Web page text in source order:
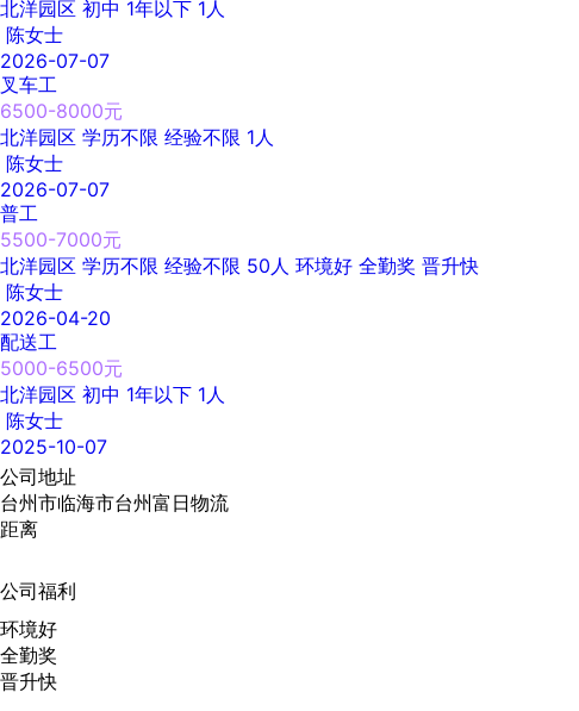
北洋园区 初中 1年以下 1人
陈女士
2026-07-07
叉车工
6500-8000元
北洋园区 学历不限 经验不限 1人
陈女士
2026-07-07
普工
5500-7000元
北洋园区 学历不限 经验不限 50人 环境好 全勤奖 晋升快
陈女士
2026-04-20
配送工
5000-6500元
北洋园区 初中 1年以下 1人
陈女士
2025-10-07
公司地址
台州市临海市台州富日物流
距离
公司福利
环境好
全勤奖
晋升快